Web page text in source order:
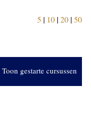
5 | 10|20|50
Toon gestarte cursussen